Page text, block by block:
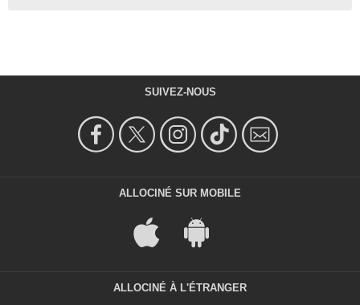
SUIVEZ-NOUS
ALLOCINÉ SUR MOBILE
ALLOCINÉ À L'ÉTRANGER